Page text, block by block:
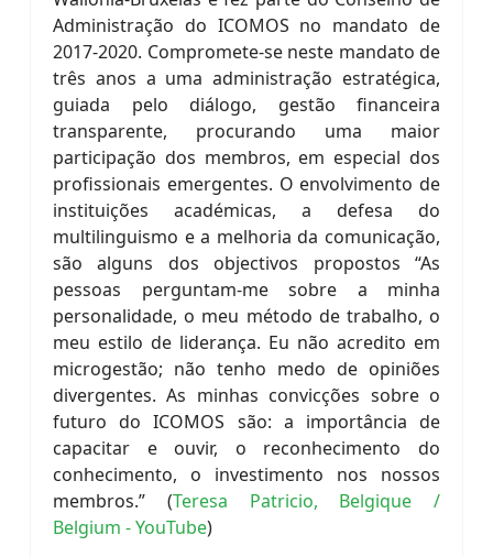
Administração do ICOMOS no mandato de
2017-2020. Compromete-se neste mandato de
três anos a uma administração estratégica,
guiada pelo diálogo, gestão financeira
transparente, procurando uma maior
participação dos membros, em especial dos
profissionais emergentes. O envolvimento de
instituições académicas, a defesa do
multilinguismo e a melhoria da comunicação,
são alguns dos objectivos propostos “As
pessoas perguntam-me sobre a minha
personalidade, o meu método de trabalho, o
meu estilo de liderança. Eu não acredito em
microgestão; não tenho medo de opiniões
divergentes. As minhas convicções sobre o
futuro do ICOMOS são: a importância de
capacitar e ouvir, o reconhecimento do
conhecimento, o investimento nos nossos
membros.” (Teresa Patricio, Belgique /
Belgium - YouTube)